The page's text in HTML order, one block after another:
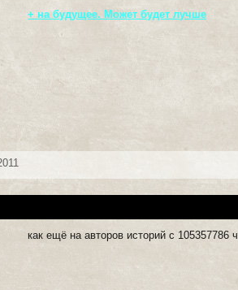
+ на будущее. Может будет лучше
как ещё на авторов историй с 105357786